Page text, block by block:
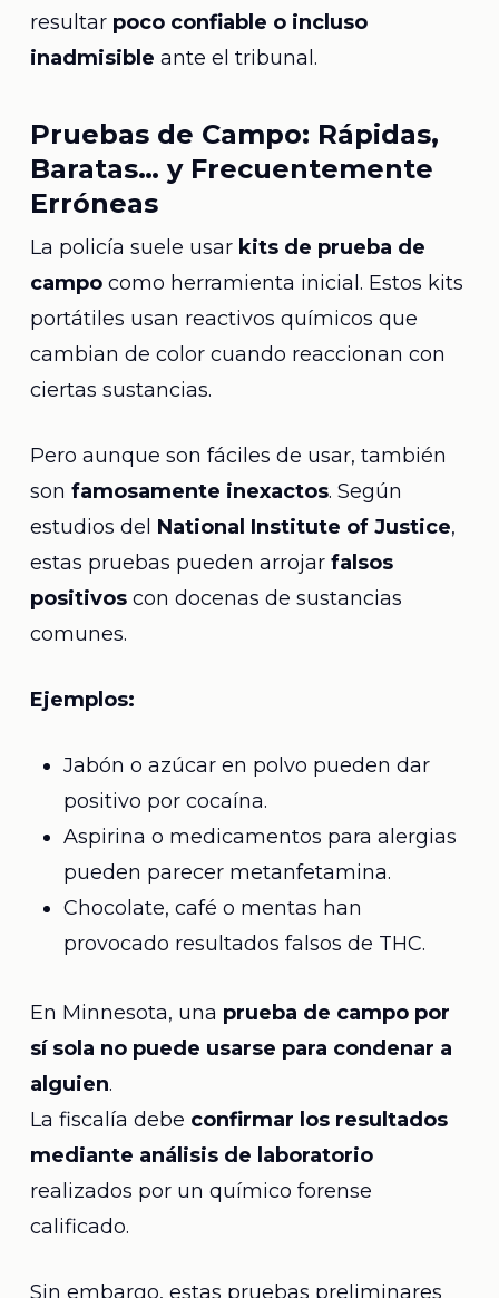
resultar poco confiable o incluso
inadmisible ante el tribunal.
Pruebas de Campo: Rápidas,
Baratas… y Frecuentemente
Erróneas
La policía suele usar kits de prueba de
campocomo herramienta inicial. Estos kits
portátiles usan reactivos químicos que
cambian de color cuando reaccionan con
ciertas sustancias.
Pero aunque son fáciles de usar, también
son famosamente inexactos. Según
estudios del National Institute of Justice,
estas pruebas pueden arrojar falsos
positivoscon docenas de sustancias
comunes.
Ejemplos:
Jabón o azúcar en polvo pueden dar
positivo por cocaína.
Aspirina o medicamentos para alergias
pueden parecer metanfetamina.
Chocolate, café o mentas han
provocado resultados falsos de THC.
En Minnesota, una prueba de campo por
sí sola no puede usarse para condenar a
alguien.
La fiscalía debe confirmar los resultados
mediante análisis de laboratorio
realizados por un químico forense
calificado.
Sin embargo, estas pruebas preliminares